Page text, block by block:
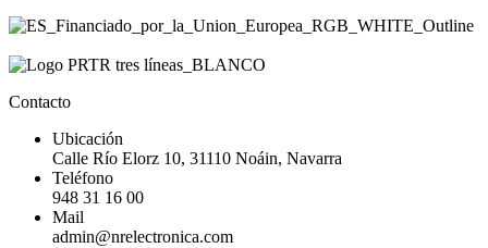
Contacto
Ubicación
Calle Río Elorz 10, 31110 Noáin, Navarra
Teléfono
948 31 16 00
Mail
admin@nrelectronica.com